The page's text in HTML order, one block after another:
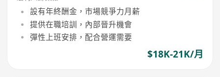
設有年終酬金，市場競爭力月薪
提供在職培訓，內部晉升機會
彈性上班安排，配合營運需要
$18K-21K/月